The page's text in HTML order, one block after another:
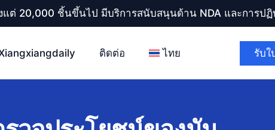
ต่ 20,000 ชิ้นขึ้นไป มีบริการสนับสนุนด้าน NDA และการปฏิ
ติดต่อ ไทย รับใ